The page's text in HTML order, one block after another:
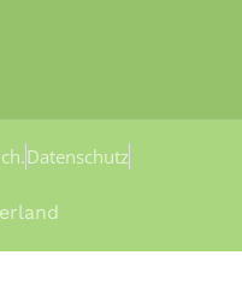
Datenschutz